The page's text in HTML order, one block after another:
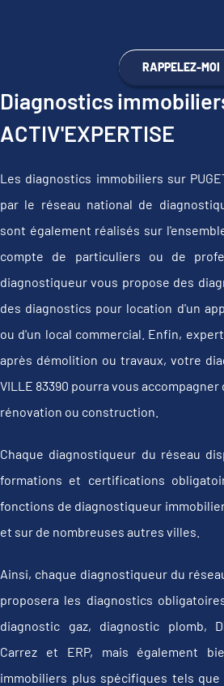
RAPPELEZ-MOI
Diagnostics
ACTIV'EXPERTISE
Les diagnostics immobiliers sur
par le réseau national de
sont également réalisés sur
compte de particuliers ou de
diagnostiqueur vous propose des
des diagnostics pour location d'un
ou d'un local commercial. Enfin,
après démolition ou travaux, votre
VILLE 83390 pourra vous
rénovation ou construction.
Chaque diagnostiqueur du réseau
formations et certifications
fonctions de diagnostiqueur immobilier
et sur de nombreuses autres villes.
Ainsi, chaque diagnostiqueur du
proposera les diagnostics
diagnostic gaz, diagnostic plomb,
Carrez et ERP, mais également
immobiliers plus spécifiques tels